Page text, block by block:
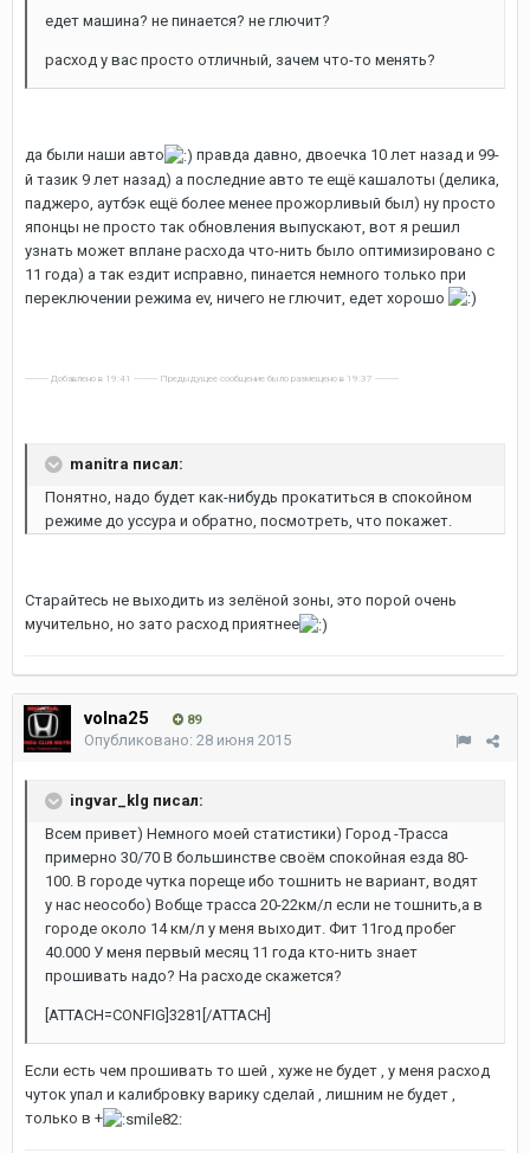
едет машина? не пинается? не глючит?
расход у вас просто отличный, зачем что-то менять?
да были наши авто
правда давно, двоечка 10 лет назад и 99-
й тазик 9 лет назад) а последние авто те ещё кашалоты (делика,
паджеро, аутбэк ещё более менее прожорливый был) ну просто
японцы не просто так обновления выпускают, вот я решил
узнать может вплане расхода что-нить было оптимизировано с
11 года) а так ездит исправно, пинается немного только при
переключении режима ev, ничего не глючит, едет хорошо
---------- Добавлено в 19:41 ---------- Предыдущее сообщение было размещено в 19:37 ----------
manitra писал:
Понятно, надо будет как-нибудь прокатиться в спокойном
режиме до уссура и обратно, посмотреть, что покажет.
Старайтесь не выходить из зелёной зоны, это порой очень
мучительно, но зато расход приятнее
volna25 89
Опубликовано: 28 июня 2015
ingvar_klg писал:
Всем привет) Немного моей статистики) Город -Трасса
примерно 30/70 В большинстве своём спокойная езда 80-
100. В городе чутка пореще ибо тошнить не вариант, водят
у нас неособо) Вобще трасса 20-22км/л если не тошнить,а в
городе около 14 км/л у меня выходит. Фит 11год пробег
40.000 У меня первый месяц 11 года кто-нить знает
прошивать надо? На расходе скажется?
[ATTACH=CONFIG]3281[/ATTACH]
Если есть чем прошивать то шей , хуже не будет , у меня расход
чуток упал и калибровку варику сделай , лишним не будет ,
только в +